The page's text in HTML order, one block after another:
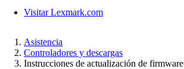
Visitar Lexmark.com
Asistencia
Controladores y descargas
Instrucciones de actualización de firmware